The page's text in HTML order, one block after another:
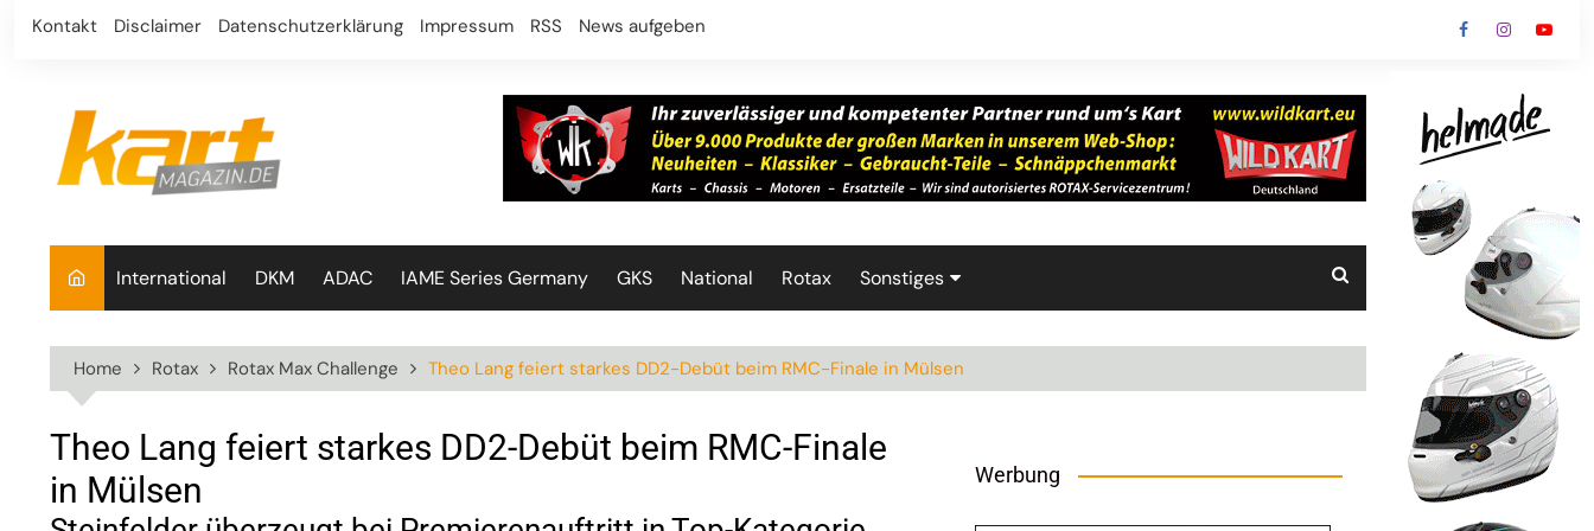
Skip
Kontakt Disclaimer Datenschutzerklärung Impressum RSS News aufgeben
International DKM ADAC IAME Series Germany GKS National Rotax Sonstiges
Home Rotax Rotax Max Challenge Theo Lang feiert starkes DD2-Debüt beim RMC-Finale in Mülsen
Theo Lang feiert starkes DD2-Debüt beim RMC-Finale
in Mülsen
Werbung